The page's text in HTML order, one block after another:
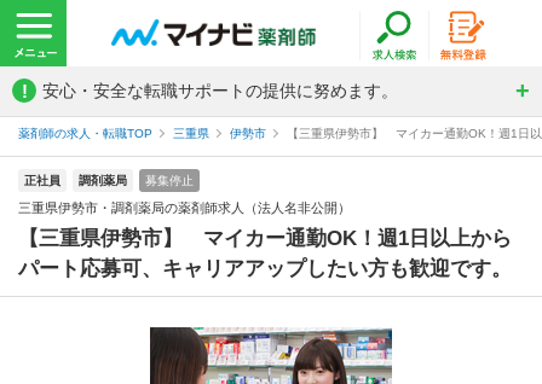
! 安心・安全な転職サポートの提供に努めます。
薬剤師の求人・転職TOP 三重県 伊勢市 【三重県伊勢市】 マイカー通勤OK！週1日
正社員 調剤薬局 募集停止
三重県伊勢市・調剤薬局の薬剤師求人（法人名非公開）
【三重県伊勢市】 マイカー通勤OK！週1日以上から
パート応募可、キャリアアップしたい方も歓迎です。